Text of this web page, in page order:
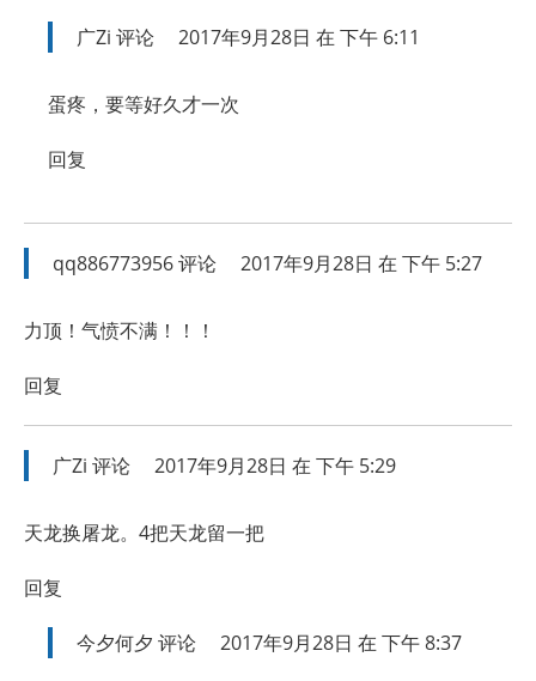
广Zi 评论 2017年9月28日 在 下午 6:11
蛋疼，要等好久才一次
回复
qq886773956评论 2017年9月28日 在 下午 5:27
力顶！气愤不满！！！
回复
广Zi 评论 2017年9月28日 在 下午 5:29
天龙换屠龙。4把天龙留一把
回复
今夕何夕 评论 2017年9月28日 在 下午 8:37